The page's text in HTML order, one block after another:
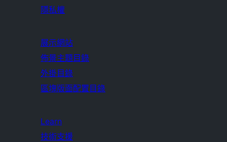
隱私權
展示網站
佈景主題目錄
外掛目錄
區塊版面配置目錄
Learn
技術支援